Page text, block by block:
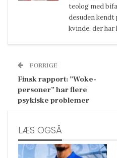
teolog med
desuden kendt
kvinde, der
FORRIGE
Finsk rapport: ”Woke-
personer” har flere
psykiske problemer
LÆS OGSÅ